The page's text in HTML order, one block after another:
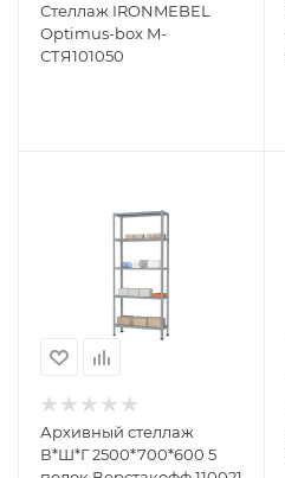
Стеллаж IRONMEBEL
Optimus-box M-
СТЯ101050
Архивный стеллаж
В*Ш*Г 2500*700*600 5